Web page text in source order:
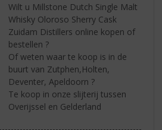
Wilt u Millstone Dutch Single Malt
Whisky Oloroso Sherry Cask
Zuidam Distillers online kopen of
bestellen ?
Of weten waar te koop is in de
buurt van Zutphen,Holten,
Deventer, Apeldoorn ?
Te koop in onze slijterij tussen
Overijssel en Gelderland